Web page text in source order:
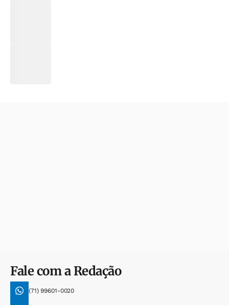
Fale com a Redação
(71) 99601-0020